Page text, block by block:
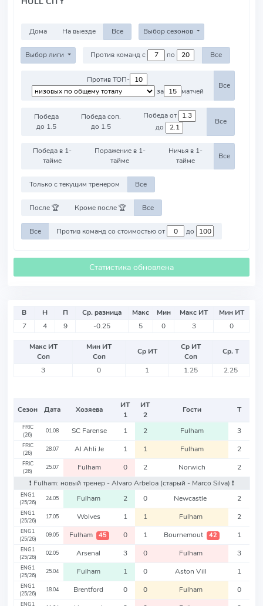
Дома На выезде Все Выбор сезонов
Выбор лиги Против команд с по Все
Против ТОП-
за
матчей
Все
Победа
до 1.5
Победа соп.
до 1.5
Победа от
до
Все
Победа в 1-
тайме
Поражение в 1-
тайме
Ничья в 1-
тайме
Все
Только с текущим тренером Все
После 🏆 Кроме после 🏆 Все
Все Против команд со стоимостью от до
Статистика обновлена
В Н П Ср. разница Макс Мин Макс ИТ
Мин ИТ
7
4 9 -0.25 5 0 3 0
Макс ИТ
Соп
Мин ИТ
Соп
Ср ИТ
Ср ИТ
Соп
Ср. Т
3
0 1 1.25 2.25
Сезон Дата Хозяева
ИТ
1
ИТ
2
Гости Т
FRIC
(26)
01.08 SC Farense 1 2 Fulham 3
FRIC
(26)
28.07 Al Ahli Je 1 1 Fulham 2
FRIC
(26)
25.07 Fulham 0 2 Norwich
2
❗️ Fulham: новый тренер - Alvaro Arbeloa (старый - Marco Silva) ❗️
ENG1
(25/26)
24.05 Fulham 2 0 Newcastle 2
ENG1
(25/26)
17.05 Wolves 1 1 Fulham 2
ENG1
(25/26)
09.05 Fulham 45 0 1 Bournemout 42 1
ENG1
(25/26)
02.05 Arsenal 3 0 Fulham 3
ENG1
(25/26)
25.04 Fulham 1 0 Aston Vill 1
ENG1
(25/26)
18.04 Brentford 0 0 Fulham 0
ENG1